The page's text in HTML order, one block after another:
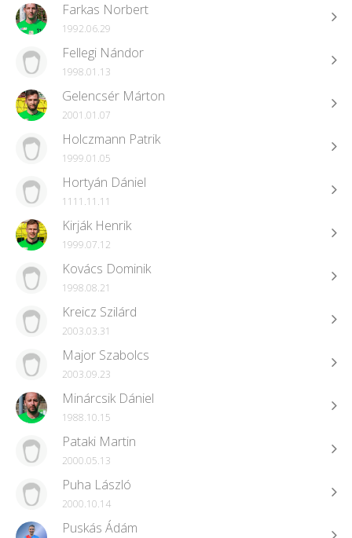
Farkas Norbert
1992.06.29
Fellegi Nándor
1998.01.13
Gelencsér Márton
2001.01.07
Holczmann Patrik
1999.01.05
Hortyán Dániel
1111.11.11
Kirják Henrik
1999.07.12
Kovács Dominik
1998.08.21
Kreicz Szilárd
2003.03.31
Major Szabolcs
2003.09.23
Minárcsik Dániel
1988.10.15
Pataki Martin
2000.05.13
Puha László
2000.10.14
Puskás Ádám